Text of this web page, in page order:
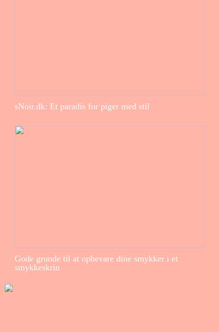
sNoir.dk: Et paradis for piger med stil
Gode grunde til at opbevare dine smykker i et
smykkeskrin